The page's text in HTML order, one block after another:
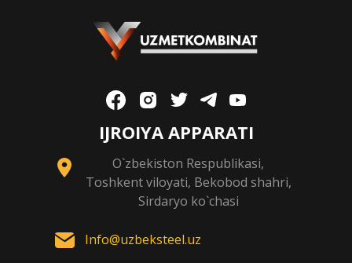
IJROIYA APPARATI
O`zbekiston Respublikasi,
Toshkent viloyati, Bekobod shahri,
Sirdaryo ko`chasi
Info@uzbeksteel.uz